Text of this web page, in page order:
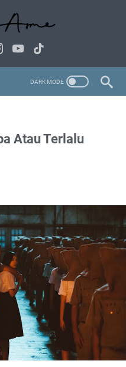
Atau Terlalu